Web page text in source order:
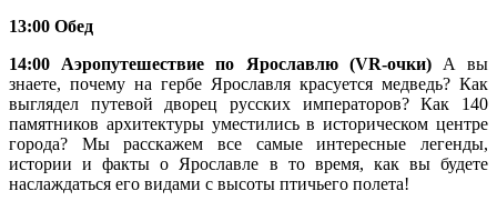
13:00 Обед
14:00 Аэропутешествие по Ярославлю (VR-очки) А вы
знаете, почему на гербе Ярославля красуется медведь? Как
выглядел путевой дворец русских императоров? Как 140
памятников архитектуры уместились в историческом центре
города? Мы расскажем все самые интересные легенды,
истории и факты о Ярославле в то время, как вы будете
наслаждаться его видами с высоты птичьего полета!